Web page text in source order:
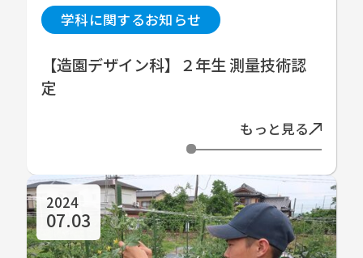
学科に関するお知らせ
【造園デザイン科】２年生 測量技術認
定
もっと見る
2024
07.03